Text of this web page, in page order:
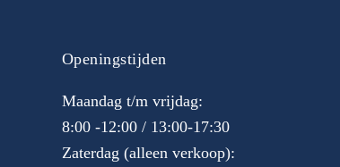
Openingstijden
Maandag t/m vrijdag:
8:00 -12:00 / 13:00-17:30
Zaterdag (alleen verkoop):